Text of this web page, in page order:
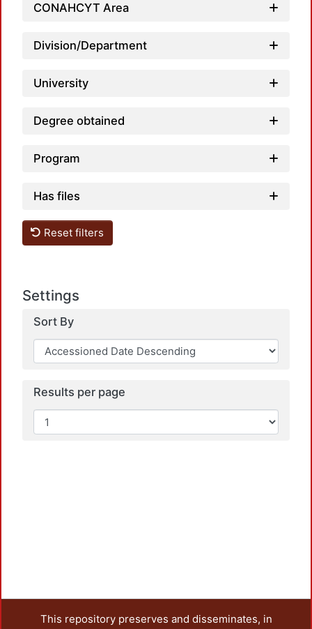
CONAHCYT Area
Division/Department
University
Degree obtained
Program
Has files
Reset filters
Settings
Sort By
Results per page
This repository preserves and disseminates, in